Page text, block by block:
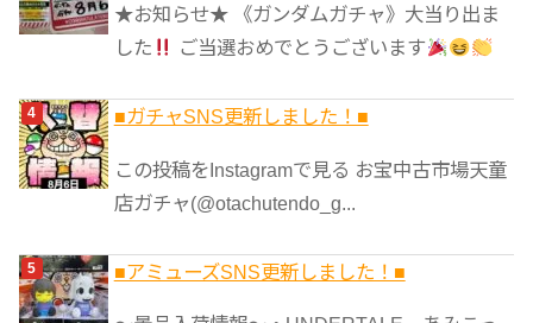
★お知らせ★ 《ガンダムガチャ》大当り出ま
した
ご当選おめでとうございます
■ガチャSNS更新しました！■
この投稿をInstagramで見る お宝中古市場天童
店ガチャ(@otachutendo_g...
■アミューズSNS更新しました！■